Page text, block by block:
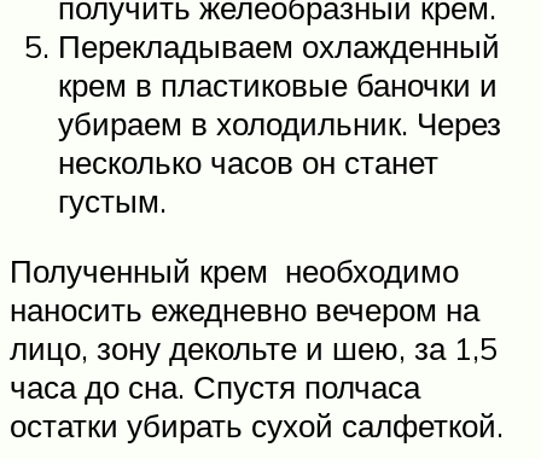
Перекладываем охлажденный
крем в пластиковые баночки и
убираем в холодильник. Через
несколько часов он станет
густым.
Полученный крем необходимо
наносить ежедневно вечером на
лицо, зону декольте и шею, за 1,5
часа до сна. Спустя полчаса
остатки убирать сухой салфеткой.